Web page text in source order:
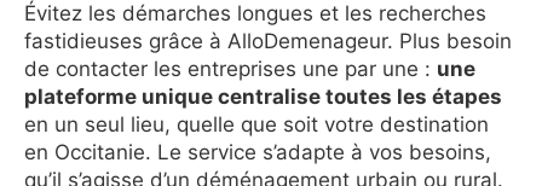
Évitez les démarches longues et les recherches
fastidieuses grâce à AlloDemenageur. Plus besoin
de contacter les entreprises une par une : une
plateforme unique centralise toutes les étapes
en un seul lieu, quelle que soit votre destination
en Occitanie. Le service s’adapte à vos besoins,
qu’il s’agisse d’un déménagement urbain ou rural.